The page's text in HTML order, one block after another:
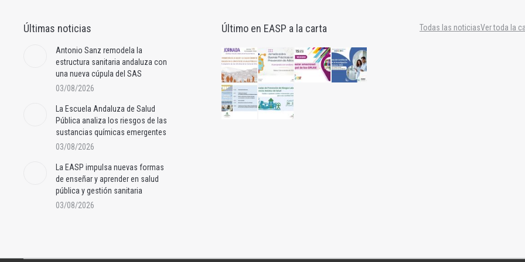
Últimas noticias
Antonio Sanz remodela la
estructura sanitaria andaluza con
una nueva cúpula del SAS
03/08/2026
La Escuela Andaluza de Salud
Pública analiza los riesgos de las
sustancias químicas emergentes
03/08/2026
La EASP impulsa nuevas formas
de enseñar y aprender en salud
pública y gestión sanitaria
03/08/2026
Último en EASP a la carta Todas las noticiasVer toda la